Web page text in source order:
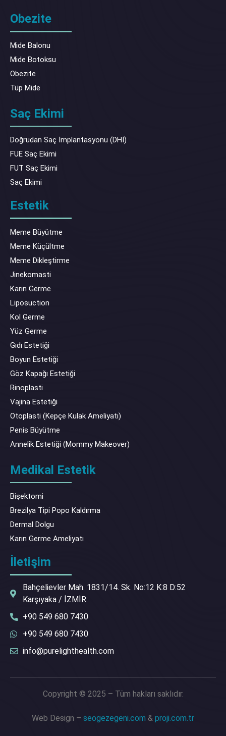
Obezite
Mide Balonu
Mide Botoksu
Obezite
Tüp Mide
Saç Ekimi
Doğrudan Saç İmplantasyonu (DHİ)
FUE Saç Ekimi
FUT Saç Ekimi
Saç Ekimi
Estetik
Meme Büyütme
Meme Küçültme
Meme Dikleştirme
Jinekomasti
Karın Germe
Liposuction
Kol Germe
Yüz Germe
Gıdı Estetiği
Boyun Estetiği
Göz Kapağı Estetiği
Rinoplasti
Vajina Estetiği
Otoplasti (Kepçe Kulak Ameliyatı)
Penis Büyütme
Annelik Estetiği (Mommy Makeover)
Medikal Estetik
Bişektomi
Brezilya Tipi Popo Kaldırma
Dermal Dolgu
Karın Germe Ameliyatı
İletişim
Bahçelievler Mah. 1831/14. Sk. No:12 K:8 D:52
Karşıyaka / İZMİR
+90 549 680 7430
+90 549 680 7430
info@purelighthealth.com
Copyright © 2025 – Tüm hakları saklıdır.
Web Design – seogezegeni.com & proji.com.tr